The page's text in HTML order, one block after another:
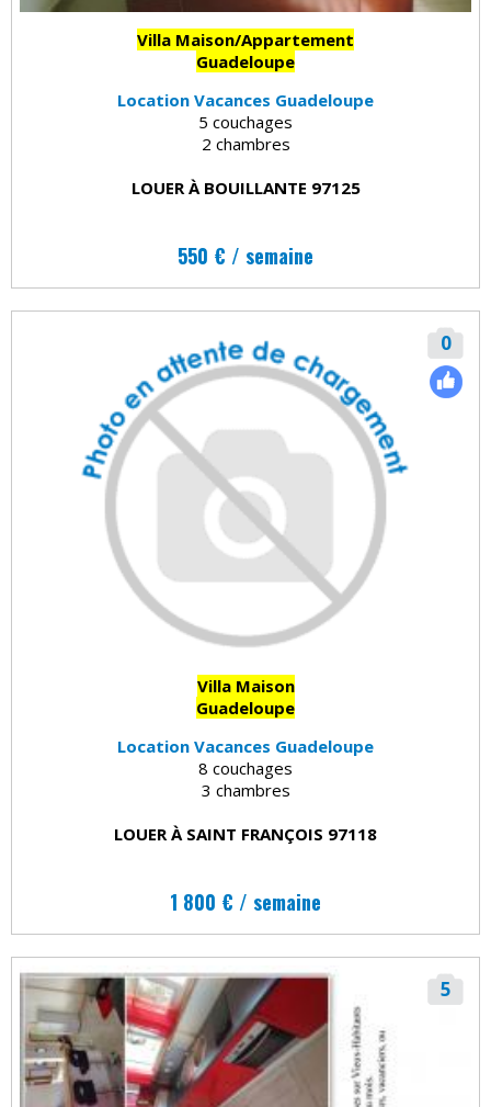
Villa Maison/Appartement
Guadeloupe
Location Vacances Guadeloupe
5 couchages
2 chambres
LOUER À BOUILLANTE 97125
550 € / semaine
0
Villa Maison
Guadeloupe
Location Vacances Guadeloupe
8 couchages
3 chambres
LOUER À SAINT FRANÇOIS 97118
1 800 € / semaine
5